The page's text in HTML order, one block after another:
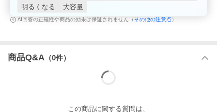
明るくなる
大容量
AI回答の正確性や商品の効果は保証されません（ その他の注意点 ）
商品Q&A （0件）
この商品に関する質問は、